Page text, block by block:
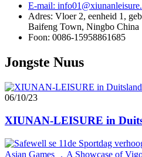
E-mail:
Adres: Vloer 2, eenheid 1,
Baifeng Town, Ningbo China
Foon: 0086-15958861685
Jongste Nuus
06/10/23
XIUNAN-LEISURE in